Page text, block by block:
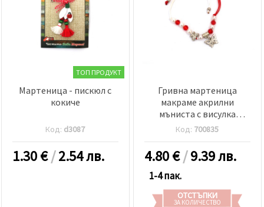
ТОП ПРОДУКТ
Мартеница - пискюл с
кокиче
Код: d3087
1.30€/2.54 лв.
Гривна мартеница
макраме акрилни
мъниста с висулка
пеперуда -12 броя
Код: 700835
4.80€/9.39 лв.
1-4 пак.
ОТСТЪПКИ
ЗА КОЛИЧЕСТВО